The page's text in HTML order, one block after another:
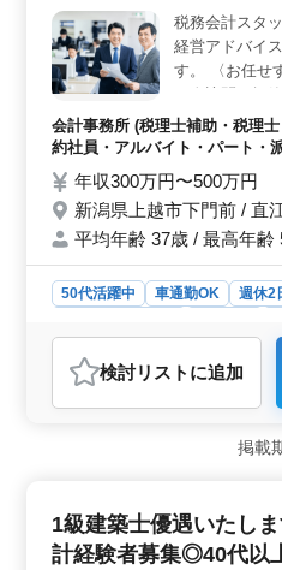
が整っています。 ＜働き
市富岡に拠点があります。春
す。休憩時間60分でリフレッ
期のみになります。年間休日
ス充実しています。
税務会計スタ
経営アドバイ
す。 〈お任せ
月次訪問、帳
チェック及び
の作成 ・税務
日、無理なく
代以上のスタ
す。シニア世
ています☆
会計事務所 (税理士補助・税理
約社員・アルバイト・パート・
年収300万円〜500万円
新潟県上越市下門前 / 直
平均年齢 37歳 / 最高年齢
50代活躍中 車通勤OK 週休2
会計事務所
おすすめポイント
＜中高年活躍中の理由＞ 当
が豊富な経験と知識を活かし
を歓迎し、彼らのリーダーシ
す。 ＜税務コンサル業務
コンサル業務の経験をお持ち
検討リスト に追加
掲載
1級建築士優遇いたし
計経験者募集◎40代以